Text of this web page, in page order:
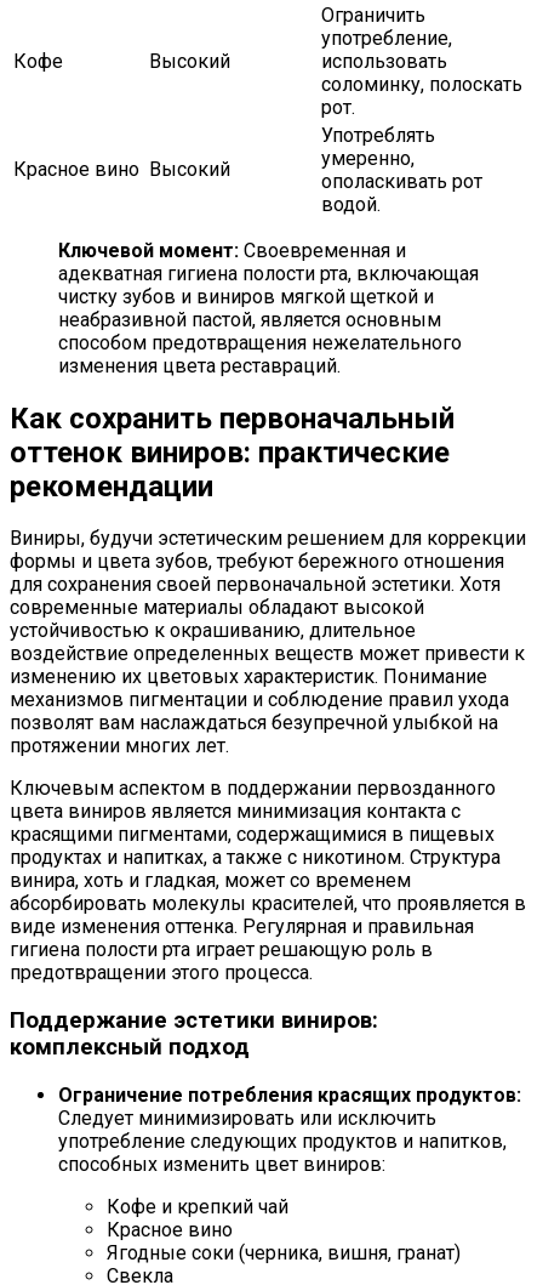
Кофе Высокий
Ограничить
употребление,
использовать
соломинку, полоскать
рот.
Красное вино Высокий
Употреблять
умеренно,
ополаскивать рот
водой.
Ключевой момент: Своевременная и
адекватная гигиена полости рта, включающая
чистку зубов и виниров мягкой щеткой и
неабразивной пастой, является основным
способом предотвращения нежелательного
изменения цвета реставраций.
Как сохранить первоначальный
оттенок виниров: практические
рекомендации
Виниры, будучи эстетическим решением для коррекции
формы и цвета зубов, требуют бережного отношения
для сохранения своей первоначальной эстетики. Хотя
современные материалы обладают высокой
устойчивостью к окрашиванию, длительное
воздействие определенных веществ может привести к
изменению их цветовых характеристик. Понимание
механизмов пигментации и соблюдение правил ухода
позволят вам наслаждаться безупречной улыбкой на
протяжении многих лет.
Ключевым аспектом в поддержании первозданного
цвета виниров является минимизация контакта с
красящими пигментами, содержащимися в пищевых
продуктах и напитках, а также с никотином. Структура
винира, хоть и гладкая, может со временем
абсорбировать молекулы красителей, что проявляется в
виде изменения оттенка. Регулярная и правильная
гигиена полости рта играет решающую роль в
предотвращении этого процесса.
Поддержание эстетики виниров:
комплексный подход
Ограничение потребления красящих продуктов:
Следует минимизировать или исключить
употребление следующих продуктов и напитков,
способных изменить цвет виниров:
Кофе и крепкий чай
Красное вино
Ягодные соки (черника, вишня, гранат)
Свекла